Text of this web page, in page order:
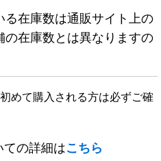
在庫数は通販サイト上の
在庫数とは異なりますの
めて購入される方は必ずご確
の詳細はこちら